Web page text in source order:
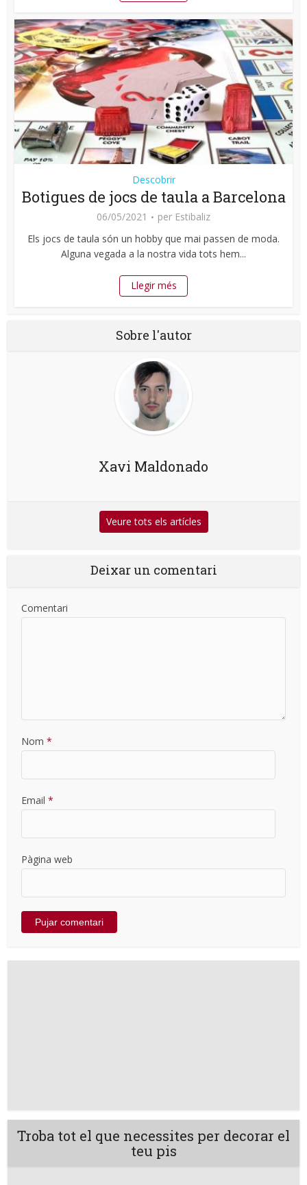
Descobrir
Botigues de jocs de taula a Barcelona
06/05/2021 per Estibaliz
Els jocs de taula són un hobby que mai passen de moda.
Alguna vegada a la nostra vida tots hem...
Llegir més
Sobre l'autor
Xavi Maldonado
Veure tots els artícles
Deixar un comentari
Comentari
Nom *
Email *
Pàgina web
Troba tot el que necessites per decorar el
teu pis